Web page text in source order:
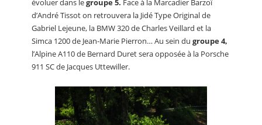
évoluer dans legroupe 5. Face à la Marcadier Barzoï
d’André Tissot on retrouvera la Jidé Type Original de
Gabriel Lejeune, la BMW 320 de Charles Veillard et la
Simca 1200 de Jean-Marie Pierron… Au sein du groupe 4,
l’Alpine A110 de Bernard Duret sera opposée à la Porsche
911 SC de Jacques Uttewiller.